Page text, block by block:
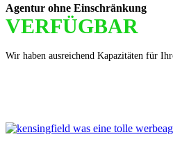
Agentur ohne Einschränkung
VERFÜGBAR
Wir haben ausreichend Kapazitäten für